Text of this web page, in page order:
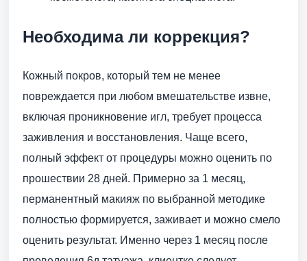
Необходима ли коррекция?
Кожный покров, который тем не менее
повреждается при любом вмешательстве извне,
включая проникновение игл, требует процесса
заживления и восстановления. Чаще всего,
полный эффект от процедуры можно оценить по
прошествии 28 дней. Примерно за 1 месяц,
перманентный макияж по выбранной методике
полностью формируется, заживает и можно смело
оценить результат. Именно через 1 месяц после